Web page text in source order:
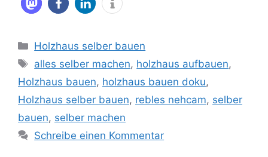
Kategorien
Holzhaus selber bauen
Schlagwörter
alles selber machen, holzhaus aufbauen,
Holzhaus bauen, holzhaus bauen doku,
Holzhaus selber bauen, rebles nehcam, selber
bauen, selber machen
Schreibe einen Kommentar